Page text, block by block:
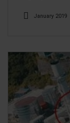
January 2019